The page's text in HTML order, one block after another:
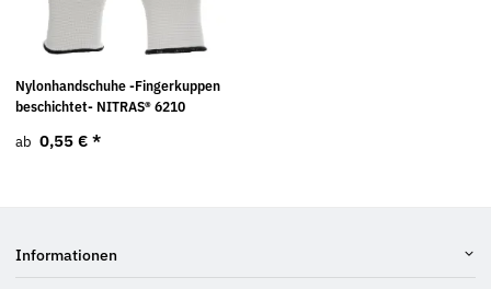
Nylonhandschuhe -Fingerkuppen
beschichtet- NITRAS® 6210
ab 0,55 € *
Informationen